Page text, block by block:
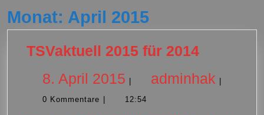
Monat: April 2015
TSVaktuell 2015 für 2014
für
8. April 2015 8.
April
adminhak
0 Kommentare 12:54